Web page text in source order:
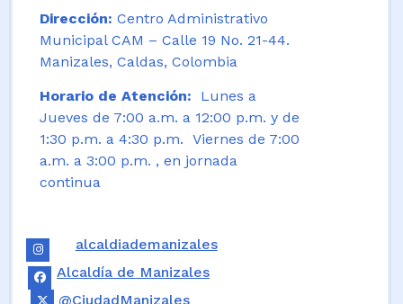
Dirección: Centro Administrativo
Municipal CAM – Calle 19 No. 21-44.
Manizales, Caldas, Colombia
Horario de Atención: Lunes a
Jueves de 7:00 a.m. a 12:00 p.m. y de
1:30 p.m. a 4:30 p.m. Viernes de 7:00
a.m. a 3:00 p.m. , en jornada
continua
alcaldiademanizales
Alcaldía de Manizales
@CiudadManizales